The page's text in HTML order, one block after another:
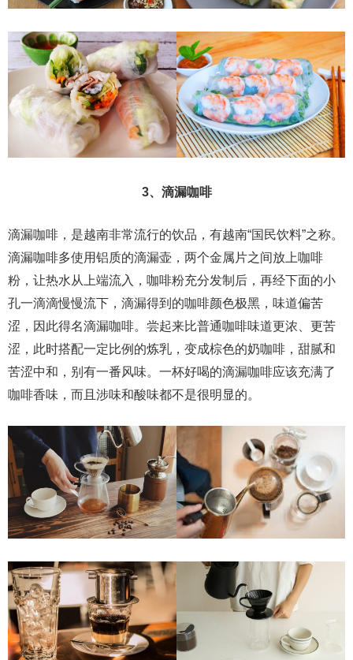
3、滴漏咖啡
滴漏咖啡，是越南非常流行的饮品，有越南“国民饮料”之称。
滴漏咖啡多使用铝质的滴漏壶，两个金属片之间放上咖啡
粉，让热水从上端流入，咖啡粉充分发制后，再经下面的小
孔一滴滴慢慢流下，滴漏得到的咖啡颜色极黑，味道偏苦
涩，因此得名滴漏咖啡。尝起来比普通咖啡味道更浓、更苦
涩，此时搭配一定比例的炼乳，变成棕色的奶咖啡，甜腻和
苦涩中和，别有一番风味。一杯好喝的滴漏咖啡应该充满了
咖啡香味，而且涉味和酸味都不是很明显的。